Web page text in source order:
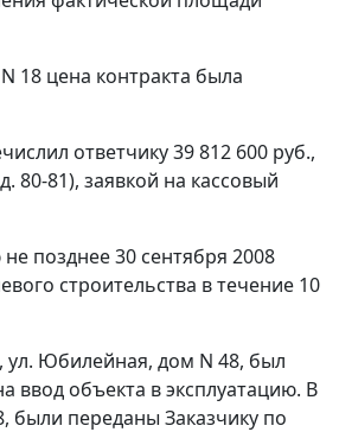
18 цена контракта была
ответчику 39 812 600 руб.,
80-81), заявкой на кассовый
позднее 30 сентября 2008
строительства в течение 10
ул. Юбилейная, дом N 48, был
ввод объекта в эксплуатацию. В
были переданы Заказчику по